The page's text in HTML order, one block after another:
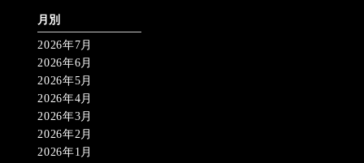
月別
2026年7月
2026年6月
2026年5月
2026年4月
2026年3月
2026年2月
2026年1月